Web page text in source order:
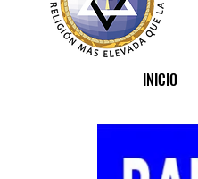
INICIO